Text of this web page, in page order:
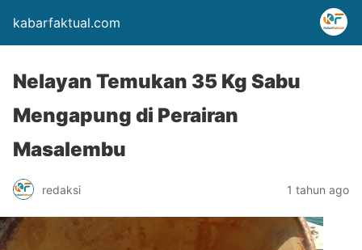
kabarfaktual.com
Nelayan Temukan 35 Kg Sabu
Mengapung di Perairan
Masalembu
redaksi 1 tahun ago